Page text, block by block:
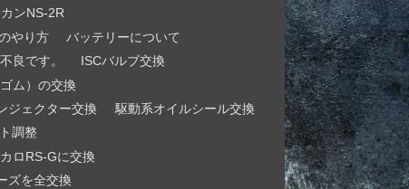
ンNS-2R
やり方
バッテリーについて
良です。
ISCバルブ交換
ム）の交換
ジェクター交換
駆動系オイルシール交換
調整
ロRS-Gに交換
ズを全交換